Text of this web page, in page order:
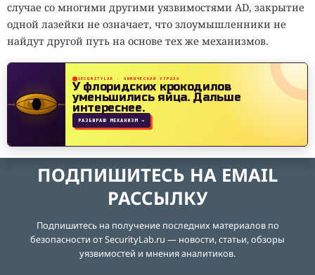
случае со многими другими уязвимостями AD, закрытие
одной лазейки не означает, что злоумышленники не
найдут другой путь на основе тех же механизмов.
SECURITYLAB · ХИМИЧЕСКАЯ УГРОЗА
У флоридских крокодилов
уменьшились яйца.Дальше
интереснее.
РАЗБИРАЮ МЕХАНИЗМ →
ПОДПИШИТЕСЬ НА EMAIL
РАССЫЛКУ
Подпишитесь на получение последних материалов по
безопасности от SecurityLab.ru — новости, статьи, обзоры
уязвимостей и мнения аналитиков.